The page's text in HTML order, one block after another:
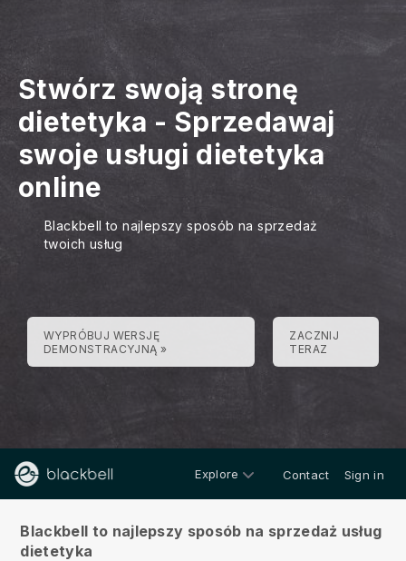
Stwórz swoją stronę
dietetyka - Sprzedawaj
swoje usługi dietetyka
online
Blackbell to najlepszy sposób na sprzedaż
twoich usług
WYPRÓBUJ WERSJĘ
DEMONSTRACYJNĄ »
ZACZNIJ
TERAZ
Explore Contact Sign in
Blackbell to najlepszy sposób na sprzedaż usług
dietetyka